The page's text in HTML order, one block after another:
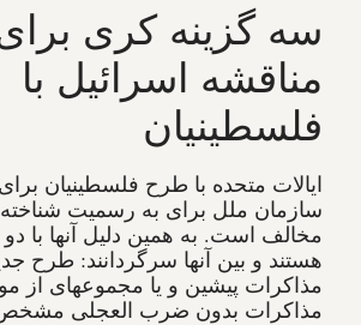
سه گزینه کری
مناقشه اسرائیل با
فلسطینیان
ایالات متحده با طرح فلسطینیان
سازمان ملل برای به رسمیت
مخالف است. به همین دلیل آنها با دو
هستند و بین آنها سرگردانند: طرح
مذاکرات پیشین و یا مجموعهای از
مذاکرات بدون ضرب العجلی